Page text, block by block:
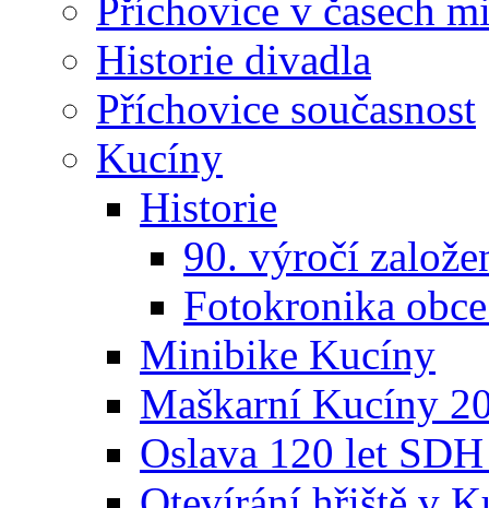
Příchovice v časech
Historie divadla
Příchovice současnost
Kucíny
Historie
90. výročí
Fotokronika
Minibike Kucíny
Maškarní Kucíny
Oslava 120 let